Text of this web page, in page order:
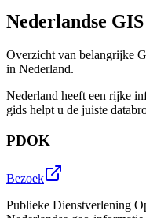
Nederlandse
Overzicht van belangrijke
in Nederland.
Nederland heeft een rijke
gids helpt u de juiste
PDOK
Bezoek
Publieke Dienstverlening